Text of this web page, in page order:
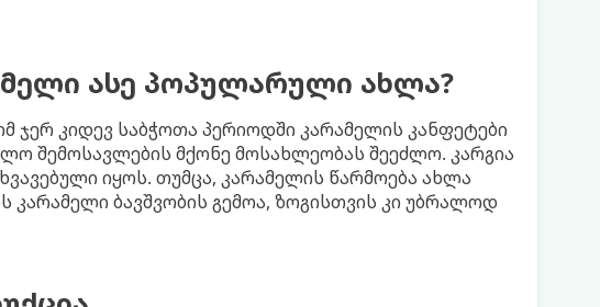
ასე პოპულარული ახლა?
ჯერ კიდევ საბჭოთა პერიოდში კარამელის კანფეტები
შემოსავლების მქონე მოსახლეობას შეეძლო. კარგია
იყოს. თუმცა, კარამელის წარმოება ახლა
კარამელი ბავშვობის გემოა, ზოგისთვის კი უბრალოდ